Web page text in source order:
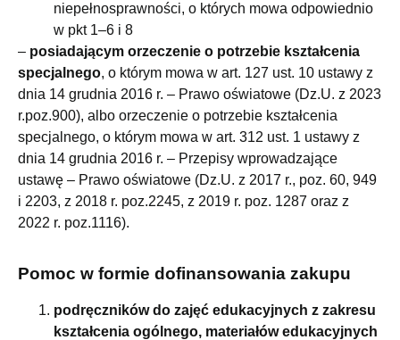
niepełnosprawności, o których mowa odpowiednio
w pkt 1–6 i 8
– posiadającym orzeczenie o potrzebie kształcenia
specjalnego, o którym mowa w art. 127 ust. 10 ustawy z
dnia 14 grudnia 2016 r. – Prawo oświatowe (Dz.U. z 2023
r.poz.900), albo orzeczenie o potrzebie kształcenia
specjalnego, o którym mowa w art. 312 ust. 1 ustawy z
dnia 14 grudnia 2016 r. – Przepisy wprowadzające
ustawę – Prawo oświatowe (Dz.U. z 2017 r., poz. 60, 949
i 2203, z 2018 r. poz.2245, z 2019 r. poz. 1287 oraz z
2022 r. poz.1116).
Pomoc w formie dofinansowania zakupu
podręczników do zajęć edukacyjnych z zakresu
kształcenia ogólnego, materiałów edukacyjnych